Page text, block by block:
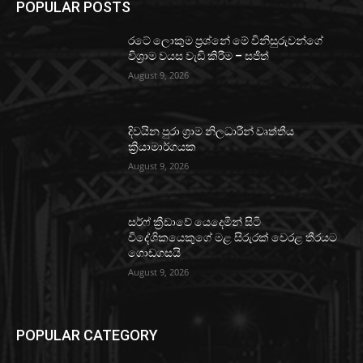
POPULAR POSTS
රටේ ලොකුම ප්‍රශ්නේ මේ විනිසුරුවන්ගේ
විශ්‍රාම වයස වැඩි කිරීම – සජිත්
August 9, 2026
දිවයින පුරා ග්‍රාම නිලධාරීන් වෘත්තීය
ක්‍රියාමාර්ගයක
August 9, 2026
සර්ෆ් ක්‍රීඩාවේ යෙදෙමින් සිටි
විදේශිකයෙකුගේ මළ සිරුරක් වෙරළ තීරයට
ගොඩගසයි
August 9, 2026
POPULAR CATEGORY